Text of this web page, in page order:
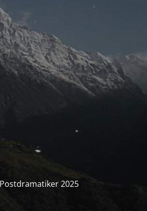
2025